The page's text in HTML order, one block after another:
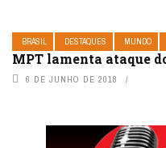
BRASIL DESTAQUES MUNDO
MPT lamenta ataque
6 DE JUNHO DE 2018